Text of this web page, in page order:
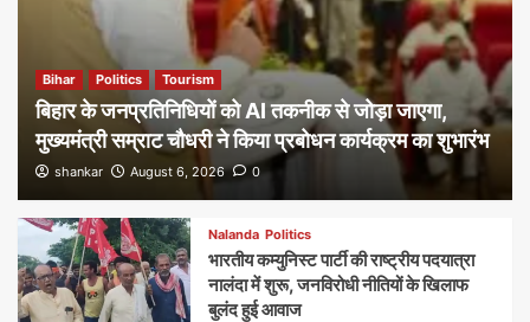
Bihar Politics Tourism
बिहार के जनप्रतिनिधियों को AI तकनीक से जोड़ा जाएगा,
मुख्यमंत्री सम्राट चौधरी ने किया प्रबोधन कार्यक्रम का शुभारंभ
shankar August 6, 2026 0
Nalanda Politics
भारतीय कम्युनिस्ट पार्टी की राष्ट्रीय पदयात्रा
नालंदा में शुरू, जनविरोधी नीतियों के खिलाफ
बुलंद हुई आवाज